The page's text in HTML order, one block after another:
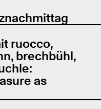
ruocco,
brechbühl,
as